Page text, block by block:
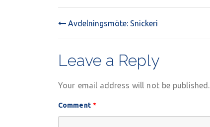
POST
NAVIGATION
Avdelningsmöte: Snickeri
Leave a Reply
Your email address will not be published.
Comment *